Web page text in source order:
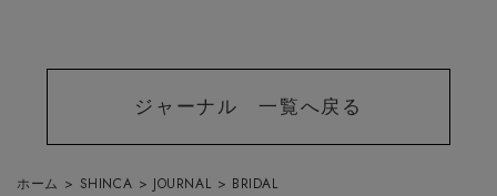
ジャーナル 一覧へ戻る
ホーム > SHINCA > JOURNAL > BRIDAL